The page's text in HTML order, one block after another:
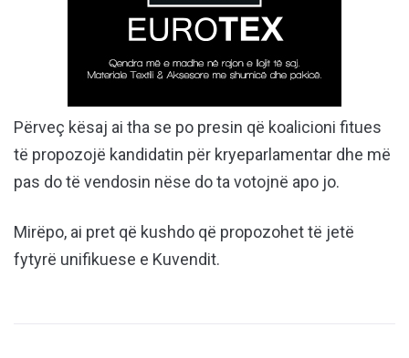
Përveç kësaj ai tha se po presin që koalicioni fitues
të propozojë kandidatin për kryeparlamentar dhe më
pas do të vendosin nëse do ta votojnë apo jo.
Mirëpo, ai pret që kushdo që propozohet të jetë
fytyrë unifikuese e Kuvendit.